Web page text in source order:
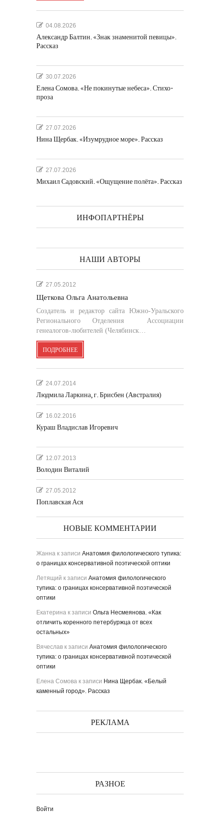
04.08.2026
Александр Балтин. «Знак знаменитой певицы».
Рассказ
30.07.2026
Елена Сомова. «Не покинутые небеса». Стихо-
проза
27.07.2026
Нина Щербак. «Изумрудное море». Рассказ
27.07.2026
Михаил Садовский. «Ощущение полёта». Рассказ
ИНФОПАРТНЁРЫ
НАШИ АВТОРЫ
27.05.2012
Щеткова Ольга Анатольевна
Создатель и редактор сайта Южно-Уральского
Регионального Отделения Ассоциации
генеалогов-любителей (Челябинск…
ПОДРОБНЕЕ
24.07.2014
Людмила Ларкина, г. Брисбен (Австралия)
16.02.2016
Кураш Владислав Игоревич
12.07.2013
Володин Виталий
27.05.2012
Поплавская Ася
НОВЫЕ КОММЕНТАРИИ
Жанна к записи Анатомия филологического тупика:
о границах консервативной поэтической оптики
Летящий к записи Анатомия филологического
тупика: о границах консервативной поэтической
оптики
Екатерина к записи Ольга Несмеянова. «Как
отличить коренного петербуржца от всех
остальных»
Вячеслав к записи Анатомия филологического
тупика: о границах консервативной поэтической
оптики
Елена Сомова к записи Нина Щербак. «Белый
каменный город». Рассказ
РЕКЛАМА
РАЗНОЕ
Войти